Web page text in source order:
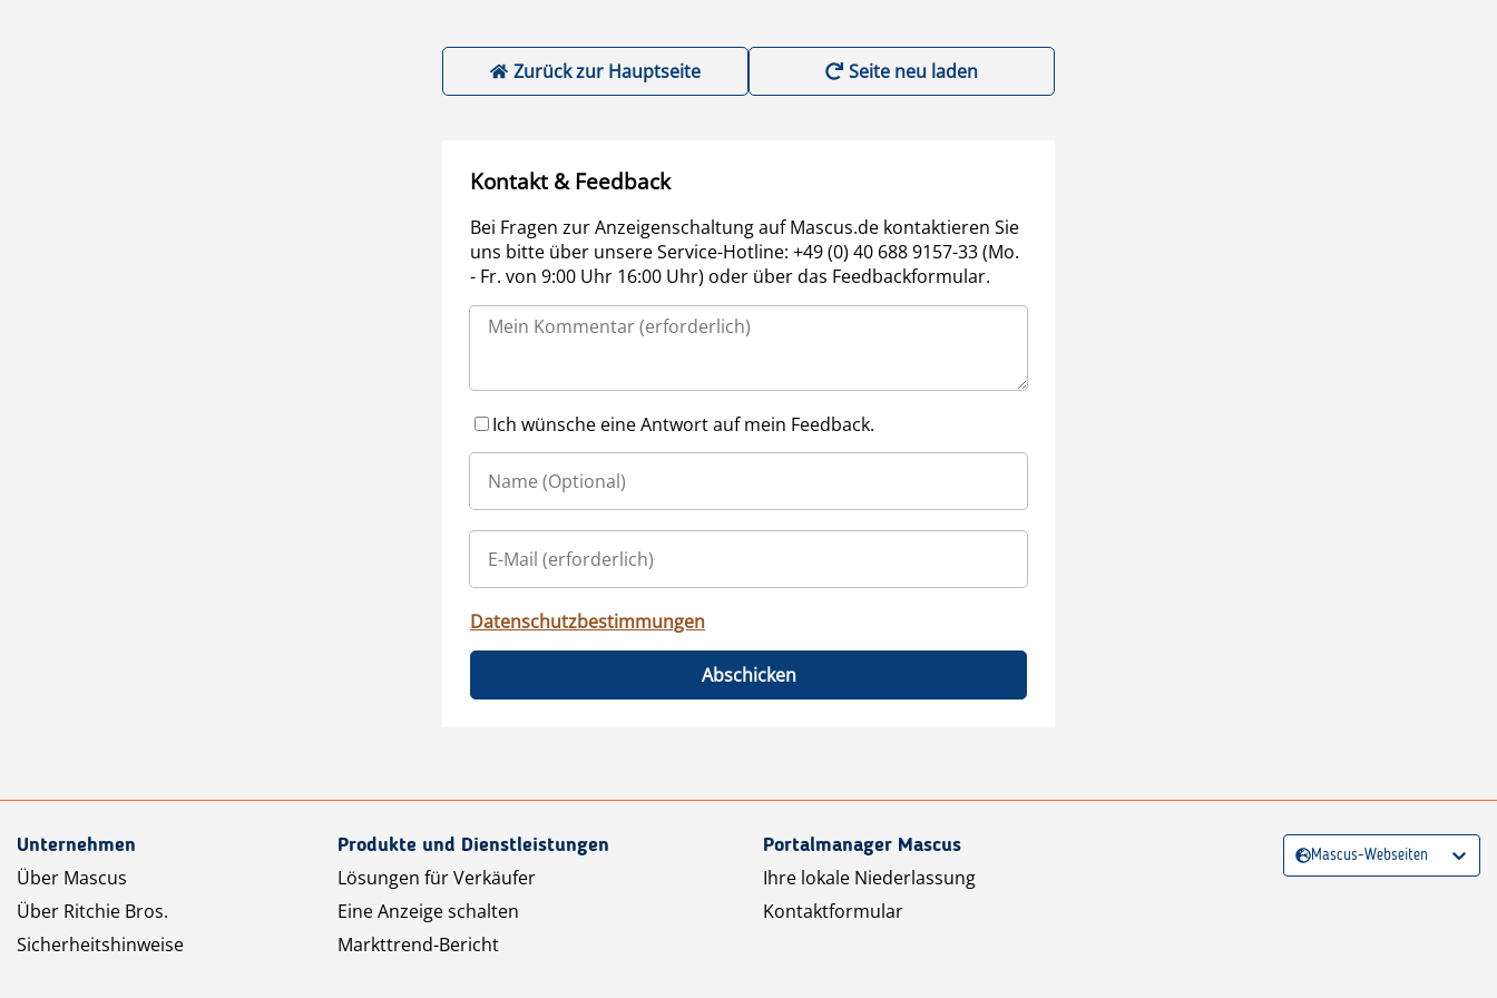
Zurück zur Hauptseite Seite neu laden
Kontakt & Feedback
Bei Fragen zur Anzeigenschaltung auf Mascus.de kontaktieren Sie
uns bitte über unsere Service-Hotline: +49 (0) 40 688 9157-33 (Mo.
- Fr. von 9:00 Uhr 16:00 Uhr) oder über das Feedbackformular.
Ich wünsche eine Antwort auf mein Feedback.
Datenschutzbestimmungen
Abschicken
Unternehmen
Über Mascus
Über Ritchie Bros.
Sicherheitshinweise
Produkte und Dienstleistungen
Lösungen für Verkäufer
Eine Anzeige schalten
Markttrend-Bericht
Portalmanager Mascus
Ihre lokale Niederlassung
Kontaktformular
Mascus-Webseiten